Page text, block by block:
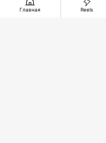
Главная Reels